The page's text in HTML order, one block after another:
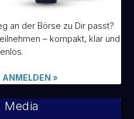
an der Börse zu Dir passt?
– kompakt, klar und
ANMELDEN »
Media